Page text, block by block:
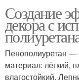
Создание
декора с
Пенополиуретан —
материал: лёгкий,
влагостойкий.